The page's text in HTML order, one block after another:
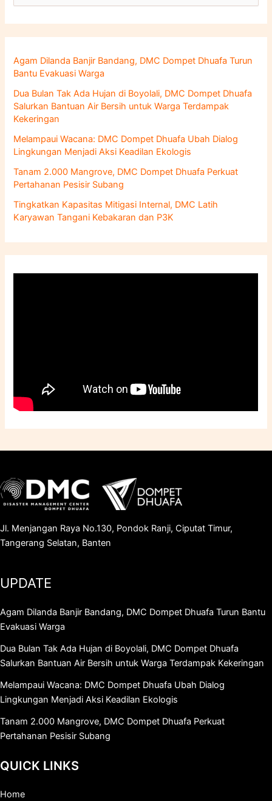
a
t
u
k
:
Agam Dilanda Banjir Bandang, DMC Dompet Dhuafa Turun
Bantu Evakuasi Warga
Dua Bulan Tak Ada Hujan di Boyolali, DMC Dompet Dhuafa
Salurkan Bantuan Air Bersih untuk Warga Terdampak
Kekeringan
Melampaui Wacana: DMC Dompet Dhuafa Ubah Dialog
Lingkungan Menjadi Aksi Keadilan Ekologis
Tanam 2.000 Mangrove, DMC Dompet Dhuafa Perkuat
Pertahanan Pesisir Subang
Tingkatkan Kapasitas Mitigasi Internal, DMC Latih
Karyawan Tangani Kebakaran dan P3K
Jl. Menjangan Raya No.130, Pondok Ranji, Ciputat Timur,
Tangerang Selatan, Banten
UPDATE
Agam Dilanda Banjir Bandang, DMC Dompet Dhuafa Turun Bantu
Evakuasi Warga
Dua Bulan Tak Ada Hujan di Boyolali, DMC Dompet Dhuafa
Salurkan Bantuan Air Bersih untuk Warga Terdampak Kekeringan
Melampaui Wacana: DMC Dompet Dhuafa Ubah Dialog
Lingkungan Menjadi Aksi Keadilan Ekologis
Tanam 2.000 Mangrove, DMC Dompet Dhuafa Perkuat
Pertahanan Pesisir Subang
QUICK LINKS
Home